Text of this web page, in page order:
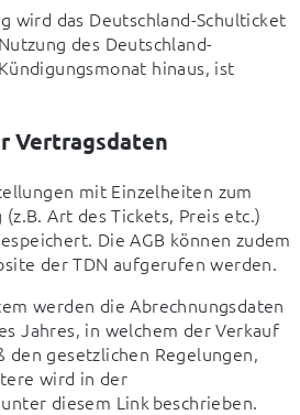
wird das Deutschland-Schulticket
des Deutschland-
hinaus, ist
Vertragsdaten
mit Einzelheiten zum
Art des Tickets, Preis etc.)
Die AGB können zudem
der TDN aufgerufen werden.
werden die Abrechnungsdaten
Jahres, in welchem der Verkauf
gesetzlichen Regelungen,
wird in der
diesem Link beschrieben.